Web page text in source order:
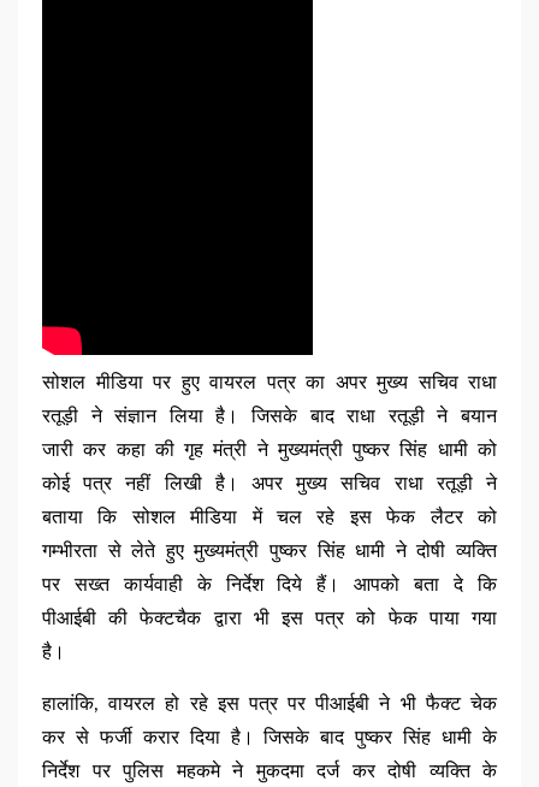
सोशल मीडिया पर हुए वायरल पत्र का अपर मुख्य सचिव राधा
रतूड़ी ने संज्ञान लिया है। जिसके बाद राधा रतूड़ी ने बयान
जारी कर कहा की गृह मंत्री ने मुख्यमंत्री पुष्कर सिंह धामी को
कोई पत्र नहीं लिखी है। अपर मुख्य सचिव राधा रतूड़ी ने
बताया कि सोशल मीडिया में चल रहे इस फेक लैटर को
गम्भीरता से लेते हुए मुख्यमंत्री पुष्कर सिंह धामी ने दोषी व्यक्ति
पर सख्त कार्यवाही के निर्देश दिये हैं। आपको बता दे कि
पीआईबी की फेक्टचैक द्वारा भी इस पत्र को फेक पाया गया
है।
हालांकि, वायरल हो रहे इस पत्र पर पीआईबी ने भी फैक्ट चेक
कर से फर्जी करार दिया है। जिसके बाद पुष्कर सिंह धामी के
निर्देश पर पुलिस महकमे ने मुकदमा दर्ज कर दोषी व्यक्ति के